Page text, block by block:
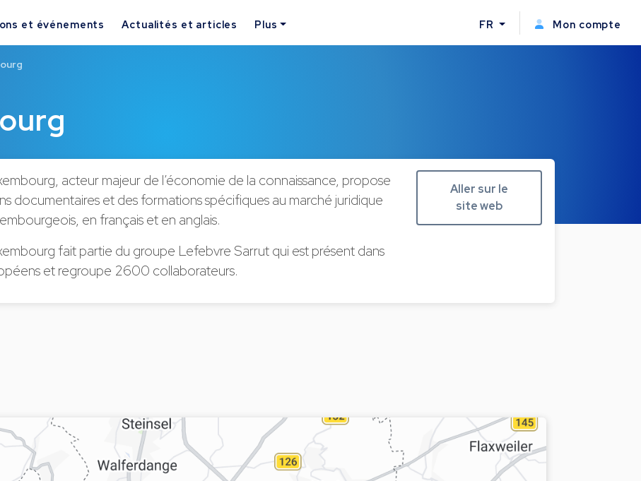
et événements Actualités et articles Plus FR Mon compte
acteur majeur de l’économie de la connaissance, propose
documentaires et des formations spécifiques au marché juridique
en français et en anglais.
fait partie du groupe Lefebvre Sarrut qui est présent dans
et regroupe 2600 collaborateurs.
Aller sur le
site web